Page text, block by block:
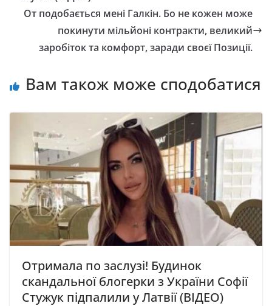
От подобається мені Галкін. Бо не кожен може
покинути мільйоні контракти, великий
заробіток та комфорт, заради своєї Позиції.
Вам також може сподобатися
Отримала по заслузі! Будинок
скандальної блогерки з України Софії
Стужук підпалили у Латвії (ВІДЕО)